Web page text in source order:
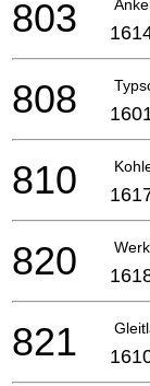
803
808
810
820
821